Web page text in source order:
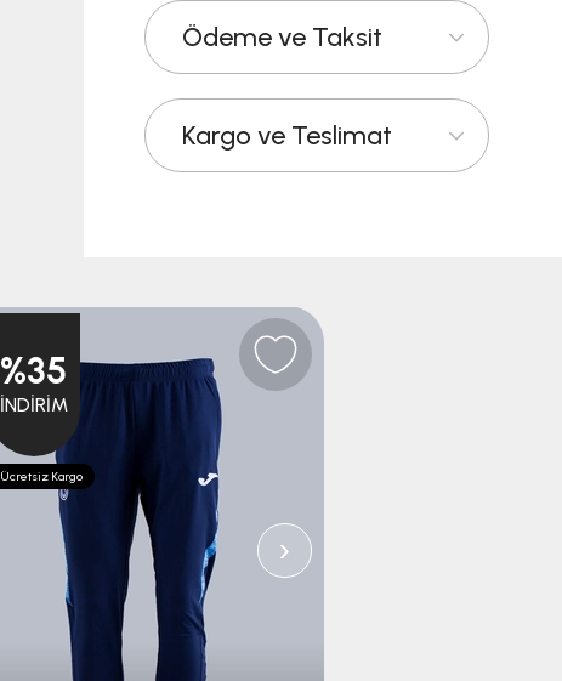
Ödeme ve Taksit
Kargo ve Teslimat
%35
İNDIRIM
Ücretsiz Kargo
›